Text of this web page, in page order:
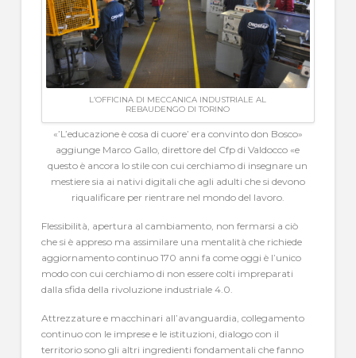
L’OFFICINA DI MECCANICA INDUSTRIALE AL
REBAUDENGO DI TORINO
«’L’educazione è cosa di cuore’ era convinto don Bosco»
aggiunge Marco Gallo, direttore del Cfp di Valdocco «e
questo è ancora lo stile con cui cerchiamo di insegnare un
mestiere sia ai nativi digitali che agli adulti che si devono
riqualificare per rientrare nel mondo del lavoro.
Flessibilità, apertura al cambiamento, non fermarsi a ciò
che si è appreso ma assimilare una mentalità che richiede
aggiornamento continuo 170 anni fa come oggi è l’unico
modo con cui cerchiamo di non essere colti impreparati
dalla sfida della rivoluzione industriale 4.0.
Attrezzature e macchinari all’avanguardia, collegamento
continuo con le imprese e le istituzioni, dialogo con il
territorio sono gli altri ingredienti fondamentali che fanno